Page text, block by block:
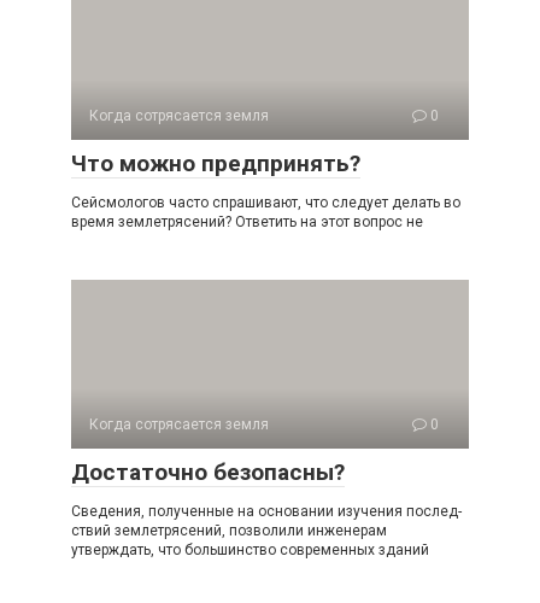
Когда сотрясается земля 0
Что можно предпринять?
Сейсмологов часто спрашивают, что следует делать во
время землетрясений? Ответить на этот вопрос не
Когда сотрясается земля 0
Достаточно безопасны?
Сведения, полученные на основании изучения послед­
ствий землетрясений, позволили инженерам
утверждать, что большинство современных зданий